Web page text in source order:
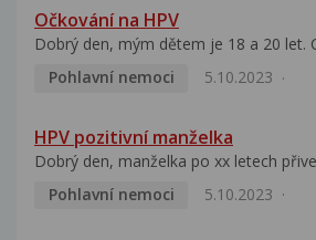
Očkování na HPV
Dobrý den, mým dětem je 18 a 20 let.
Pohlavní nemoci
5.10.2023
HPV pozitivní manželka
Dobrý den, manželka po xx letech
Pohlavní nemoci
5.10.2023